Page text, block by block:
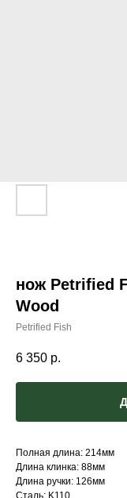
нож Petrified
Wood
Petrified Fish
6 350 р.
Полная длина: 214мм
Длина клинка: 88мм
Длина ручки: 126мм